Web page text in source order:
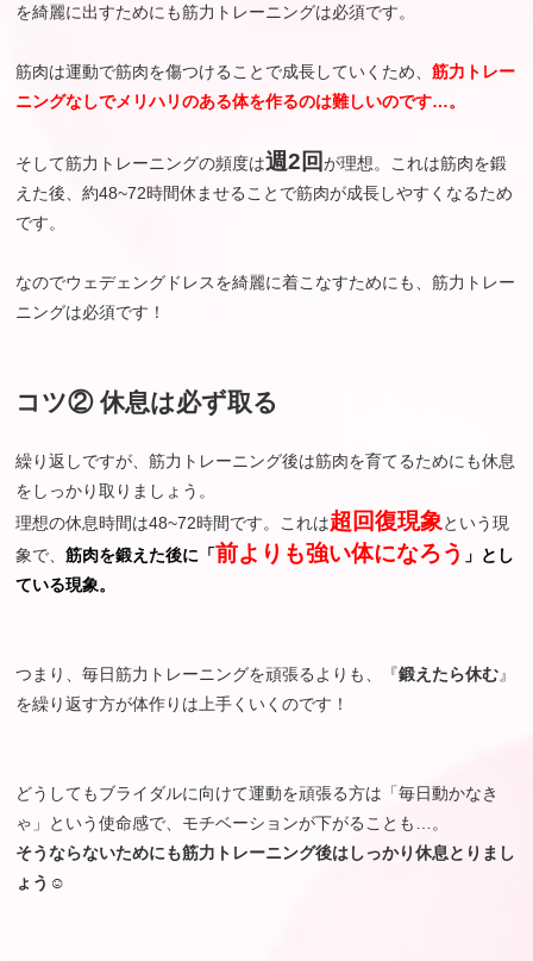
を綺麗に出すためにも筋力トレーニングは必須です。
筋肉は運動で筋肉を傷つけることで成長していくため、筋力トレー
ニングなしでメリハリのある体を作るのは難しいのです…。
そして筋力トレーニングの頻度は週2回が理想。これは筋肉を鍛
えた後、約48~72時間休ませることで筋肉が成長しやすくなるため
です。
なのでウェデェングドレスを綺麗に着こなすためにも、筋力トレー
ニングは必須です！
コツ② 休息は必ず取る
繰り返しですが、筋力トレーニング後は筋肉を育てるためにも休息
をしっかり取りましょう。
理想の休息時間は48~72時間です。これは超回復現象 という現
象で、筋肉を鍛えた後に「前よりも強い体になろう 」とし
ている現象。
つまり、毎日筋力トレーニングを頑張るよりも、『鍛えたら休む』
を繰り返す方が体作りは上手くいくのです！
どうしてもブライダルに向けて運動を頑張る方は「毎日動かなき
ゃ」という使命感で、モチベーションが下がることも…。
そうならないためにも筋力トレーニング後はしっかり休息とりまし
ょう☺︎